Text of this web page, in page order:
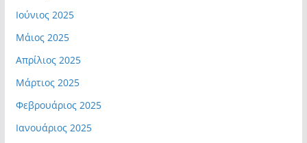
Ιούνιος 2025
Μάιος 2025
Απρίλιος 2025
Μάρτιος 2025
Φεβρουάριος 2025
Ιανουάριος 2025